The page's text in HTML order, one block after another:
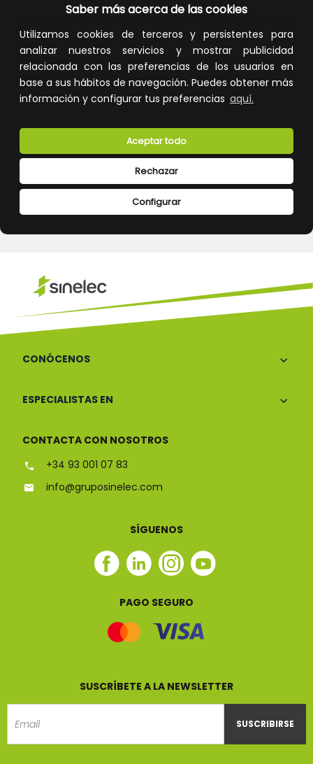
Saber más acerca de las cookies
Utilizamos cookies de terceros y persistentes para
analizar nuestros servicios y mostrar publicidad
relacionada con las preferencias de los usuarios en
base a sus hábitos de navegación. Puedes obtener más
información y configurar tus preferencias aquí.
Configurar
Rechazar
Aceptar todo
Calidad y precio Descuentos
CONÓCENOS
ESPECIALISTAS EN
CONTACTA CON NOSOTROS
+34 93 001 07 83
info@gruposinelec.com
SÍGUENOS
Facebook
Linkedin
Instagram
Youtube
PAGO SEGURO
SUSCRÍBETE A LA NEWSLETTER
SUSCRIBIRSE